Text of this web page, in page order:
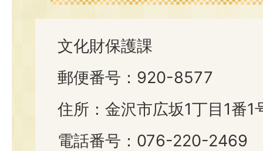
文化財保護課
郵便番号：920-8577
住所：金沢市広坂1丁目1番1
電話番号：076-220-2469